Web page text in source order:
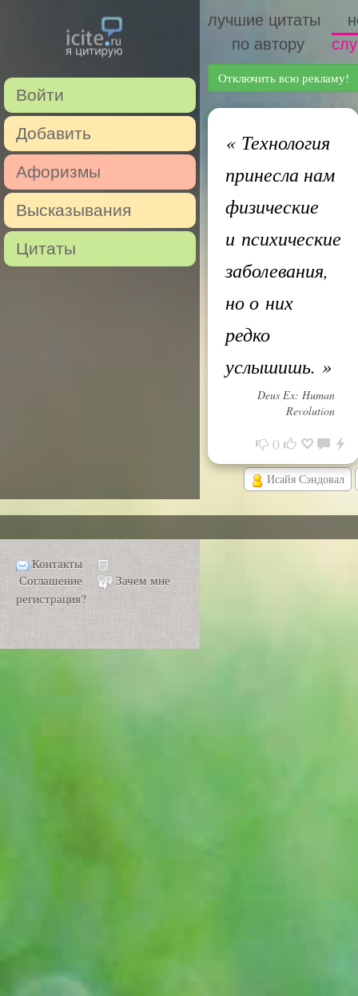
Войти
Добавить
Афоризмы
Высказывания
Цитаты
лучшие цитаты
по автору
Отключить всю рекламу!
«Технология
принесла нам
физические
и психические
заболевания,
но о них
редко
услышишь. »
Deus Ex: Human
Revolution
0
Исайя Сэндовал
Контакты
Соглашение
Зачем мне
регистрация?